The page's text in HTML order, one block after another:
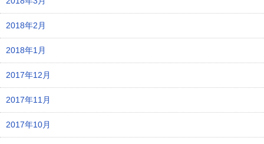
2018年2月
2018年1月
2017年12月
2017年11月
2017年10月